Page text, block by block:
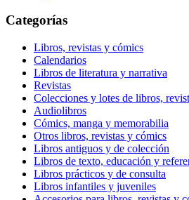
Categorías
Libros, revistas y cómics
Calendarios
Libros de literatura y narrativa
Revistas
Colecciones y lotes de libros,
Audiolibros
Cómics, manga y memorabilia
Otros libros, revistas y cómics
Libros antiguos y de colección
Libros de texto, educación y
Libros prácticos y de consulta
Libros infantiles y juveniles